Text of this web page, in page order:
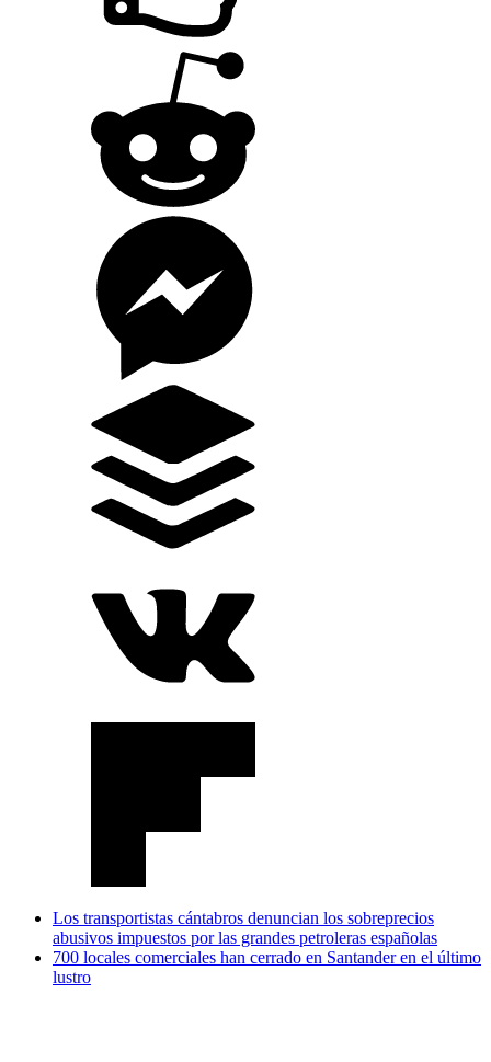
Los transportistas cántabros denuncian los sobreprecios
abusivos impuestos por las grandes petroleras españolas
700 locales comerciales han cerrado en Santander en el último
lustro